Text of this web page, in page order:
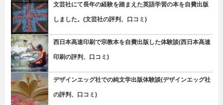
文芸社にて長年の経験を踏まえた英語学習の本を自費出版
しました。(文芸社の評判、口コミ)
西日本高速印刷で宗教本を自費出版した体験談(西日本高速
印刷の評判、口コミ)
デザインエッグ社での純文学出版体験談(デザインエッグ社
の評判、口コミ)